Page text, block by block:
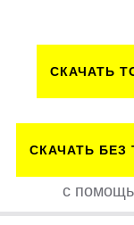
СКАЧАТЬ
СКАЧАТЬ БЕЗ
с